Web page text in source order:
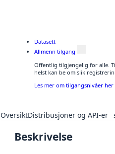
Datasett
Allmenn tilgang
Offentlig tilgjengelig for alle.
helst kan be om slik
Les mer om tilgangsnivåer her
OversiktDistribusjoner og API-er
Beskrivelse